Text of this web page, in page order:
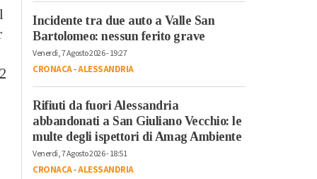
Incidente tra due auto a Valle San
Bartolomeo: nessun ferito grave
Venerdì, 7 Agosto 2026 - 19:27
CRONACA-ALESSANDRIA
Rifiuti da fuori Alessandria
abbandonati a San Giuliano Vecchio: le
multe degli ispettori di Amag Ambiente
Venerdì, 7 Agosto 2026 - 18:51
CRONACA-ALESSANDRIA